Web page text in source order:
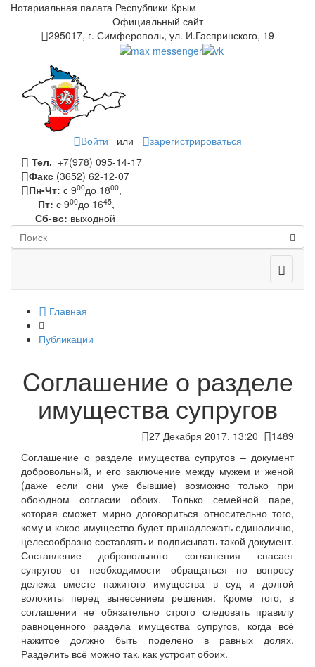
Нотариальная палата Республики Крым
Официальный сайт
295017, г. Симферополь, ул. И.Гаспринского, 19
Войти или
зарегистрироваться
Тел. +7(978) 095-14-17
Факс (3652) 62-12-07
Пн-Чт: с 900до 1800,
Пт: с 900до 1645,
Сб-вс: выходной
Toggle
Главная
Публикации
Cоглашение о разделе
имущества супругов
27 Декабря 2017, 13:20
1489
Соглашение о разделе имущества супругов – документ
добровольный, и его заключение между мужем и женой
(даже если они уже бывшие) возможно только при
обоюдном согласии обоих. Только семейной паре,
которая сможет мирно договориться относительно того,
кому и какое имущество будет принадлежать единолично,
целесообразно составлять и подписывать такой документ.
Составление добровольного соглашения спасает
супругов от необходимости обращаться по вопросу
дележа вместе нажитого имущества в суд и долгой
волокиты перед вынесением решения. Кроме того, в
соглашении не обязательно строго следовать правилу
равноценного раздела имущества супругов, когда всё
нажитое должно быть поделено в равных долях.
Разделить всё можно так, как устроит обоих.